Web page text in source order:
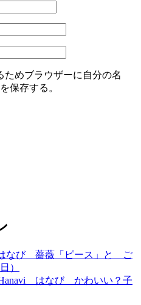
ためブラウザーに自分の名
保存する。
なび 薔薇「ピース」と ご
）
はなび かわいい？子